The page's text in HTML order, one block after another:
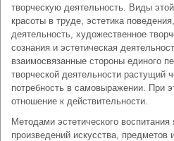
творческую деятельность. Виды
красоты в труде, эстетика
деятельность, художественное
сознания и эстетическая
взаимосвязанные стороны единого
творческой деятельности растущий
потребность в самовыражении. При
отношение к действительности.
Методами эстетического
произведений искусства,